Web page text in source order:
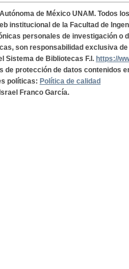
de México UNAM. Todos
institucional de la Facultad de
personales de investigación o
son responsabilidad exclusiva
Sistema de Bibliotecas F.I. https://
de protección de datos contenidos
políticas: Política de calidad
Franco García.